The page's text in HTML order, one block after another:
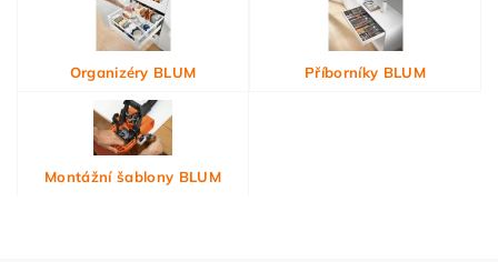
Organizéry BLUM Příborníky BLUM
Montážní šablony BLUM